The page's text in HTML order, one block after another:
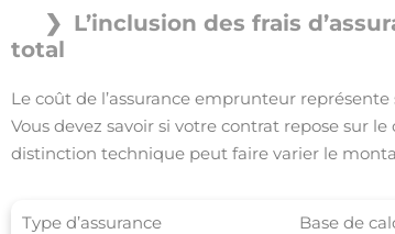
L’inclusion des frais
total
Le coût de l’assurance emprunteur
Vous devez savoir si votre contrat repose sur
distinction technique peut faire varier le
Type d’assurance Base de